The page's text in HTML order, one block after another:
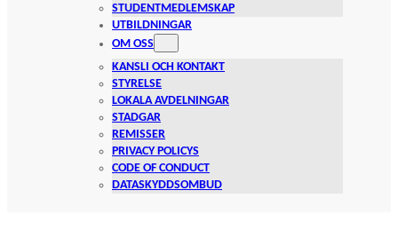
STUDENTMEDLEMSKAP
UTBILDNINGAR
OM OSS
KANSLI OCH KONTAKT
STYRELSE
LOKALA AVDELNINGAR
STADGAR
REMISSER
PRIVACY POLICYS
CODE OF CONDUCT
DATASKYDDSOMBUD